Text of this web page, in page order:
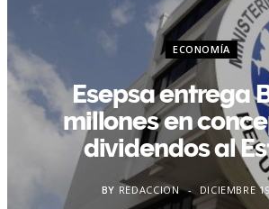
ECONOMÍA
Esepsa entrega
millones en
dividendos al
BY REDACCION DICIEMBRE